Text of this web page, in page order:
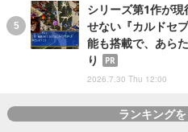
シリーズ第1作が
せない『カルドセ
能も搭載で、あら
り
PR
2026.7.30 Thu 12:00
ランキング